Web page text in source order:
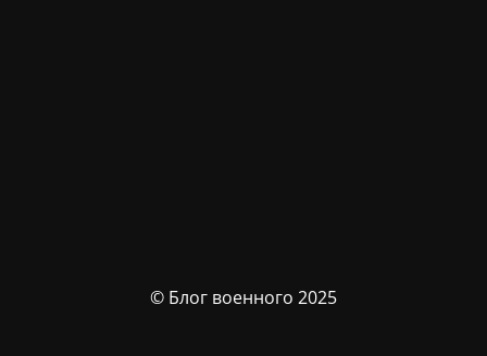
© Блог военного 2025